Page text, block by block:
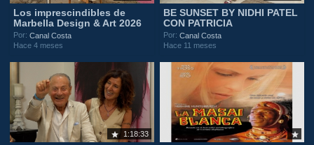
Los imprescindibles de
Marbella Design & Art 2026
Por:Canal Costa
Hace 4 meses
BE SUNSET BY NIDHI PATEL
CON PATRICIA
Por:Canal Costa
Hace 11 meses
1:18:33